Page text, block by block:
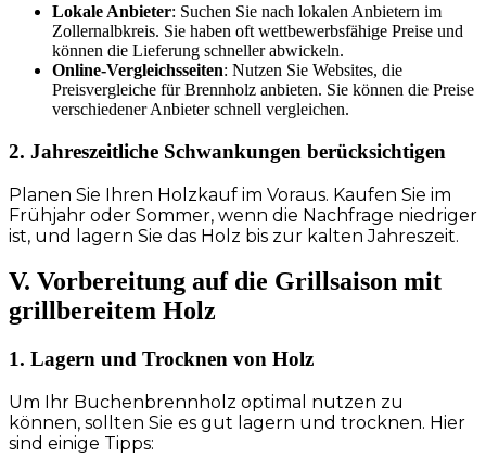
Lokale Anbieter: Suchen Sie nach lokalen Anbietern im
Zollernalbkreis. Sie haben oft wettbewerbsfähige Preise und
können die Lieferung schneller abwickeln.
Online-Vergleichsseiten: Nutzen Sie Websites, die
Preisvergleiche für Brennholz anbieten. Sie können die Preise
verschiedener Anbieter schnell vergleichen.
2. Jahreszeitliche Schwankungen berücksichtigen
Planen Sie Ihren Holzkauf im Voraus. Kaufen Sie im
Frühjahr oder Sommer, wenn die Nachfrage niedriger
ist, und lagern Sie das Holz bis zur kalten Jahreszeit.
V. Vorbereitung auf die Grillsaison mit
grillbereitem Holz
1. Lagern und Trocknen von Holz
Um Ihr Buchenbrennholz optimal nutzen zu
können, sollten Sie es gut lagern und trocknen. Hier
sind einige Tipps: